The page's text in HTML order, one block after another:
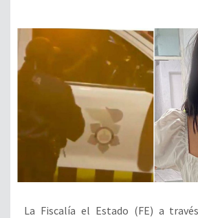
La Fiscalía el Estado (FE) a